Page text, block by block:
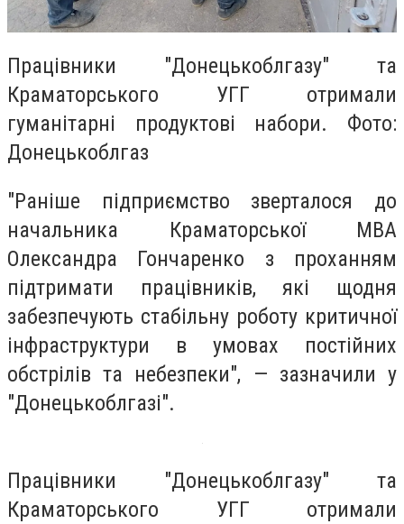
Працівники "Донецькоблгазу" та
Краматорського УГГ отримали
гуманітарні продуктові набори. Фото:
Донецькоблгаз
"Раніше підприємство зверталося до
начальника Краматорської МВА
Олександра Гончаренко з проханням
підтримати працівників, які щодня
забезпечують стабільну роботу критичної
інфраструктури в умовах постійних
обстрілів та небезпеки", — зазначили у
"Донецькоблгазі".
Працівники "Донецькоблгазу" та
Краматорського УГГ отримали